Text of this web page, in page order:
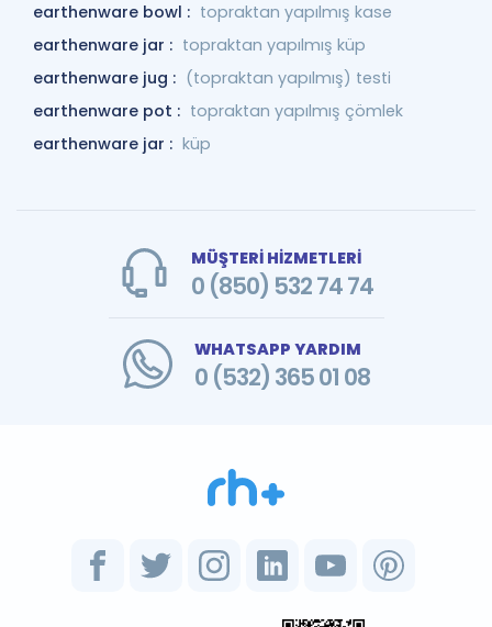
earthenware bowl : topraktan yapılmış kase
earthenware jar : topraktan yapılmış küp
earthenware jug : (topraktan yapılmış) testi
earthenware pot : topraktan yapılmış çömlek
earthenware jar : küp
MÜŞTERİ HİZMETLERİ
0 (850) 532 74 74
WHATSAPP YARDIM
0 (532) 365 01 08